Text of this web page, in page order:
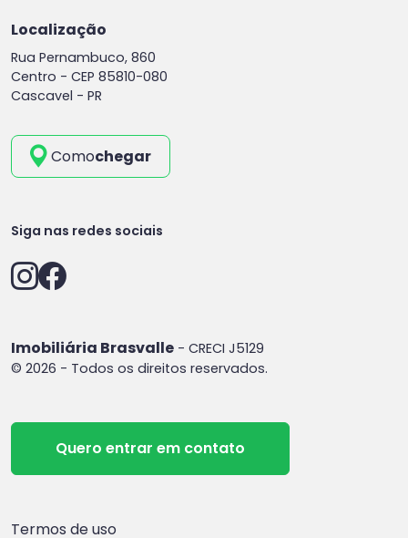
Localização
Rua Pernambuco, 860
Centro - CEP 85810-080
Cascavel - PR
Comochegar
Siga nas redes sociais
Imobiliária Brasvalle - CRECI J5129
© 2026 - Todos os direitos reservados.
Quero entrar em contato
Termos de uso